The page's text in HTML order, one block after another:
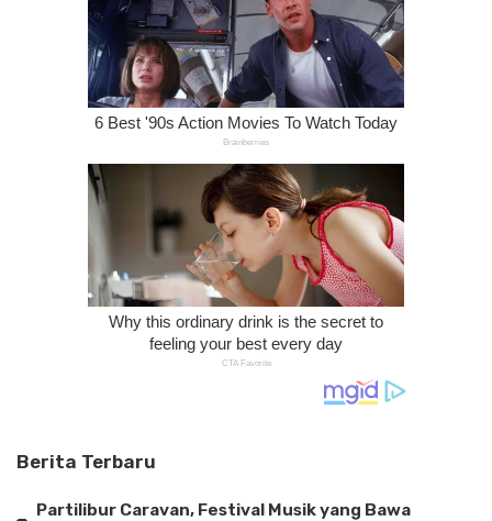
Berita Terbaru
Partilibur Caravan, Festival Musik yang Bawa